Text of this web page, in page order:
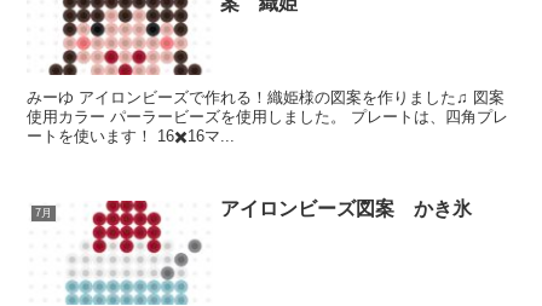
みーゆ アイロンビーズで作れる！織姫様の図案を作りました♫ 図案
使用カラー パーラービーズを使用しました。 プレートは、四角プレ
ートを使います！ 16✖️16マ...
7月 アイロンビーズ図案 かき氷